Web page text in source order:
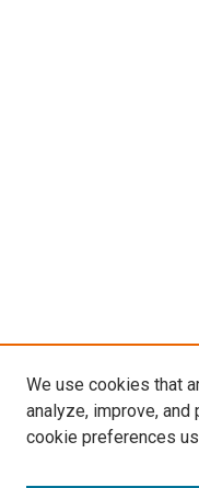
We use cookies that
analyze, improve, and
cookie preferences